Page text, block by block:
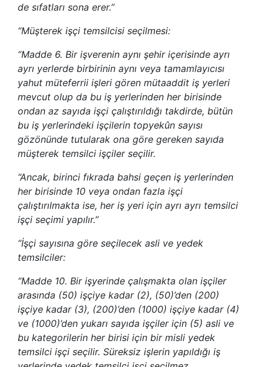
de sıfatları sona erer.”
“Müşterek işçi temsilcisi seçilmesi:
“Madde 6. Bir işverenin aynı şehir içerisinde ayrı
ayrı yerlerde birbirinin aynı veya tamamlayıcısı
yahut müteferrii işleri gören mütaaddit iş yerleri
mevcut olup da bu iş yerlerinden her birisinde
ondan az sayıda işçi çalıştırıldığı takdirde, bütün
bu iş yerlerindeki işçilerin topyekûn sayısı
gözönünde tutularak ona göre gereken sayıda
müşterek temsilci işçiler seçilir.
“Ancak, birinci fıkrada bahsi geçen iş yerlerinden
her birisinde 10 veya ondan fazla işçi
çalıştırılmakta ise, her iş yeri için ayrı ayrı temsilci
işçi seçimi yapılır.”
“İşçi sayısına göre seçilecek asli ve yedek
temsilciler:
“Madde 10. Bir işyerinde çalışmakta olan işçiler
arasında (50) işçiye kadar (2), (50)’den (200)
işçiye kadar (3), (200)’den (1000) işçiye kadar (4)
ve (1000)’den yukarı sayıda işçiler için (5) asli ve
bu kategorilerin her birisi için bir misli yedek
temsilci işçi seçilir. Süreksiz işlerin yapıldığı iş